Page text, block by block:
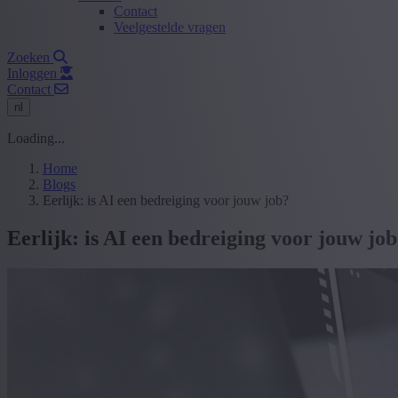
Contact
Veelgestelde vragen
Zoeken
Inloggen
Contact
nl
Loading...
Home
Blogs
Eerlijk: is AI een bedreiging voor jouw job?
Eerlijk: is AI een bedreiging voor jouw